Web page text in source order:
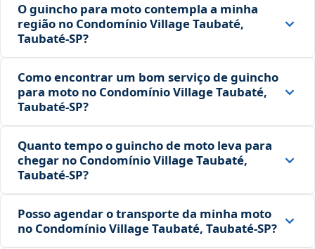
O guincho para moto contempla a minha
região no Condomínio Village Taubaté,
Taubaté‑SP?
Como encontrar um bom serviço de guincho
para moto no Condomínio Village Taubaté,
Taubaté‑SP?
Quanto tempo o guincho de moto leva para
chegar no Condomínio Village Taubaté,
Taubaté‑SP?
Posso agendar o transporte da minha moto
no Condomínio Village Taubaté, Taubaté‑SP?